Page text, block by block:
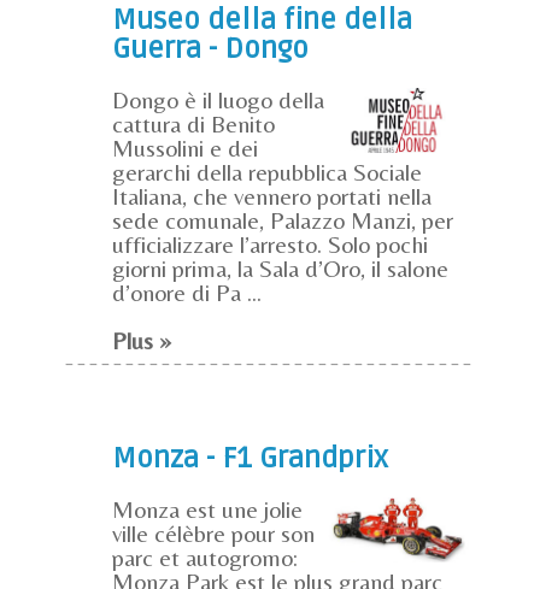
Museo della fine della
Guerra - Dongo
Dongo è il luogo della
cattura di Benito
Mussolini e dei
gerarchi della repubblica Sociale
Italiana, che vennero portati nella
sede comunale, Palazzo Manzi, per
ufficializzare l’arresto. Solo pochi
giorni prima, la Sala d’Oro, il salone
d’onore di Pa ...
Plus »
Monza - F1 Grandprix
Monza est une jolie
ville célèbre pour son
parc et autogromo:
Monza Park est le plus grand parc